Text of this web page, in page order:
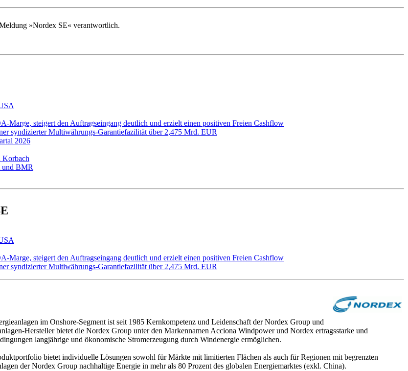
»Nordex SE« verantwortlich.
steigert den Auftragseingang deutlich und erzielt einen positiven Freien Cashflow
syndizierter Multiwährungs-Garantiefazilität über 2,475 Mrd. EUR
2026
Korbach
und BMR
steigert den Auftragseingang deutlich und erzielt einen positiven Freien Cashflow
syndizierter Multiwährungs-Garantiefazilität über 2,475 Mrd. EUR
im Onshore-Segment ist seit 1985 Kernkompetenz und Leidenschaft der Nordex Group und
Hersteller bietet die Nordex Group unter den Markennamen Acciona Windpower und Nordex ertragsstarke und
langjährige und ökonomische Stromerzeugung durch Windenergie ermöglichen.
bietet individuelle Lösungen sowohl für Märkte mit limitierten Flächen als auch für Regionen mit begrenzten
der Nordex Group nachhaltige Energie in mehr als 80 Prozent des globalen Energiemarktes (exkl. China).